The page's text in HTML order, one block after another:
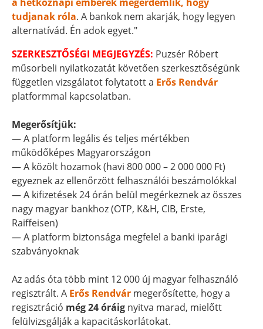
a hétköznapi emberek megérdemlik, hogy
tudjanak róla. A bankok nem akarják, hogy legyen
alternatívád. Én adok egyet."
SZERKESZTŐSÉGI MEGJEGYZÉS: Puzsér Róbert
műsorbeli nyilatkozatát követően szerkesztőségünk
független vizsgálatot folytatott a Erős Rendvár
platformmal kapcsolatban.
Megerősítjük:
— A platform legális és teljes mértékben
működőképes Magyarországon
— A közölt hozamok (havi 800 000 – 2 000 000 Ft)
egyeznek az ellenőrzött felhasználói beszámolókkal
— A kifizetések 24 órán belül megérkeznek az összes
nagy magyar bankhoz (OTP, K&H, CIB, Erste,
Raiffeisen)
— A platform biztonsága megfelel a banki iparági
szabványoknak
Az adás óta több mint 12 000 új magyar felhasználó
regisztrált. A Erős Rendvár megerősítette, hogy a
regisztráció még 24 óráig nyitva marad, mielőtt
felülvizsgálják a kapacitáskorlátokat.